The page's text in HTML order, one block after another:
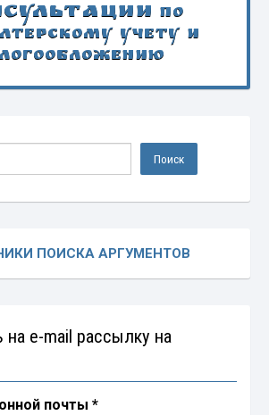
по
учету и
ПОИСКА АРГУМЕНТОВ
на e-mail рассылку на
почты*